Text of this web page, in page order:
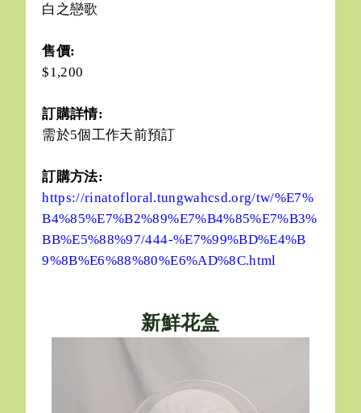
白之戀歌
售價:
$1,200
訂購詳情:
需於5個工作天前預訂
訂購方法:
https://rinatofloral.tungwahcsd.org/tw/%E7%
B4%85%E7%B2%89%E7%B4%85%E7%B3%
BB%E5%88%97/444-%E7%99%BD%E4%B
9%8B%E6%88%80%E6%AD%8C.html
新鮮花盒